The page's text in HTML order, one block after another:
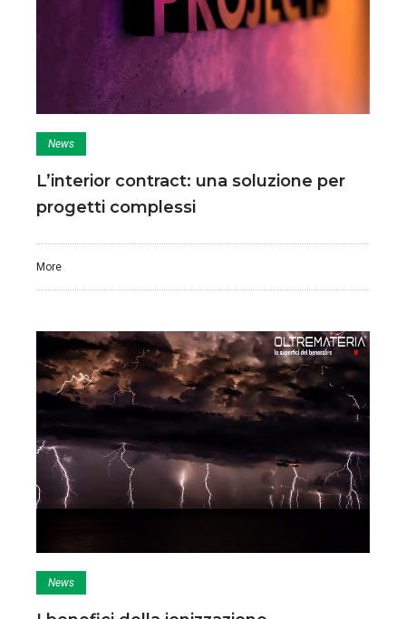
News
L’interior contract: una soluzione per
progetti complessi
More
News